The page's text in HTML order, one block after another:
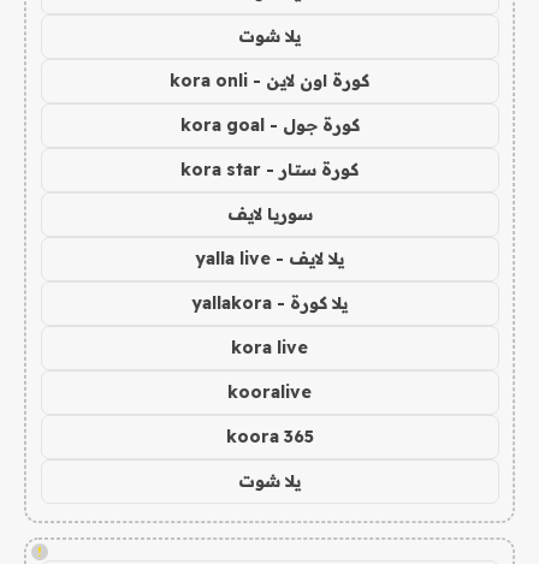
يلا شوت
كورة اون لاين - kora onli
كورة جول - kora goal
كورة ستار - kora star
سوريا لايف
يلا لايف - yalla live
يلا كورة - yallakora
kora live
kooralive
koora 365
يلا شوت
!